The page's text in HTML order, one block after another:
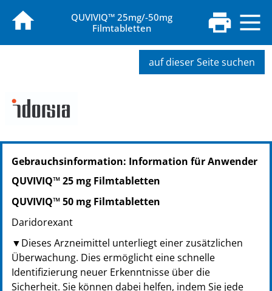
QUVIVIQ™ 25mg/-50mg
Filmtabletten
auf dieser Seite suchen
PZN: 18113087
PPN: 111811308765
Gebrauchsinformation: Information für Anwender
QUVIVIQ™ 25 mg Filmtabletten
QUVIVIQ™ 50 mg Filmtabletten
Daridorexant
▼Dieses Arzneimittel unterliegt einer zusätzlichen
Überwachung. Dies ermöglicht eine schnelle
Identifizierung neuer Erkenntnisse über die
Sicherheit. Sie können dabei helfen, indem Sie jede